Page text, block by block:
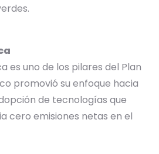
es uno de los pilares del Plan
promovió su enfoque hacia
de tecnologías que
cero emisiones netas en el